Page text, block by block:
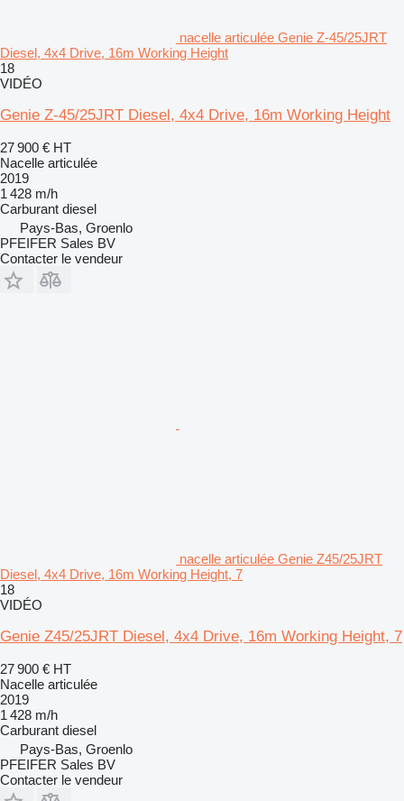
nacelle articulée Genie Z-45/25JRT
Diesel, 4x4 Drive, 16m Working Height
18
VIDÉO
Genie Z-45/25JRT Diesel, 4x4 Drive, 16m Working Height
27 900 € HT
Nacelle articulée
2019
1 428 m/h
Carburant diesel
Pays-Bas, Groenlo
PFEIFER Sales BV
Contacter le vendeur
nacelle articulée Genie Z45/25JRT
Diesel, 4x4 Drive, 16m Working Height, 7
18
VIDÉO
Genie Z45/25JRT Diesel, 4x4 Drive, 16m Working Height, 7
27 900 € HT
Nacelle articulée
2019
1 428 m/h
Carburant diesel
Pays-Bas, Groenlo
PFEIFER Sales BV
Contacter le vendeur